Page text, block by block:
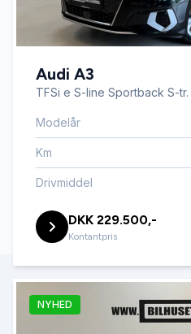
Audi A3
TFSi e S-line Sportback S-tr.
Modelår
Km
Drivmiddel
DKK 229.500,-
Kontantpris
NYHED